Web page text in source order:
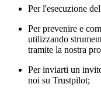
Per l'esecuzione
Per prevenire e
utilizzando
tramite la nostra
Per inviarti un
noi su Trustpilot;